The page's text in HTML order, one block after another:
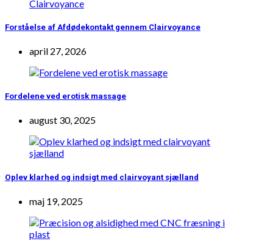
Forståelse af Afdødekontakt gennem Clairvoyance
april 27, 2026
Fordelene ved erotisk massage
august 30, 2025
Oplev klarhed og indsigt med clairvoyant sjælland
maj 19, 2025